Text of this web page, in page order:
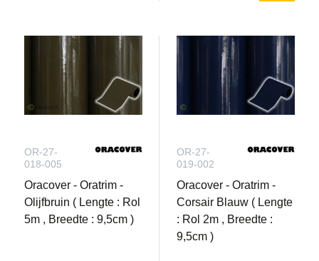
OR-27-
018-005
Oracover - Oratrim -
Olijfbruin ( Lengte : Rol
5m , Breedte : 9,5cm )
OR-27-
019-002
Oracover - Oratrim -
Corsair Blauw ( Lengte
: Rol 2m , Breedte :
9,5cm )